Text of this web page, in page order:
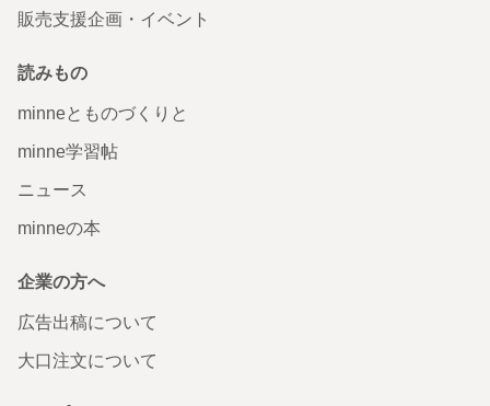
販売支援企画・イベント
読みもの
minneとものづくりと
minne学習帖
ニュース
minneの本
企業の方へ
広告出稿について
大口注文について